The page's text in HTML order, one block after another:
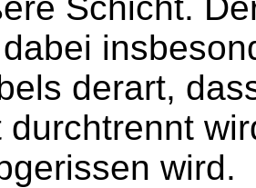
derart,
durchtrennt
wird.